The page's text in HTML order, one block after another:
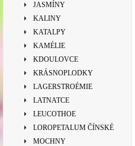
JASMÍNY
KALINY
KATALPY
KAMÉLIE
KDOULOVCE
KRÁSNOPLODKY
LAGERSTROÉMIE
LATNATCE
LEUCOTHOE
LOROPETALUM ČÍNSKÉ
MOCHNY